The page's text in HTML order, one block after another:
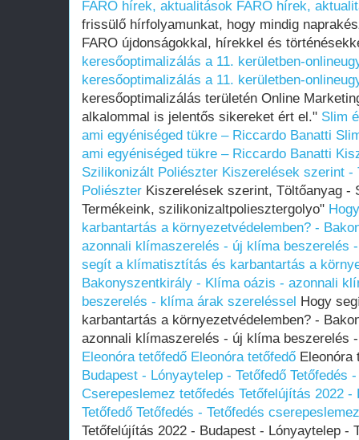
FARO hírek, aktualitások FARO hírek,
frissülő hírfolyamunkat, hogy mindig
FARO újdonságokkal, hírekkel és
keresőoptimalizálás a 11. kerületben-
keresőoptimalizálás a 11. kerületben-
keresőoptimalizálás területén Online
alkalommal is jelentős sikereket ért el." Slim
ami egyéniséged tükre – Riccardo Banatti
ami egyéniséged tükre – Riccardo Banatti
Szilikonizált Poliészter Kiszerelések szerint -
Poliészter Kiszerelések szerint, Töltőanyag -
Termékeink, szilikonizaltpoliesztergolyo"
karbantartás a környezetvédelemben? -
azonnali klímaszerelés - új klíma beszerelés
segít a klímatisztítás és karbantartás a
Bakonyszentkirály - Klíma oázis - azonnali
beszerelés - klíma árak szereléssel Hogy
karbantartás a környezetvédelemben? -
azonnali klímaszerelés - új klíma beszerelés
Eleonóra tetőfedő Eleonóra tetőfedő Eleonóra
Budapest - Lónyaytelep - Tetőfedő Tetőfedés
Cserepeslemez tetőfedés Tetőfelújítás 2022 -
Tetőfedő Tetőfedés - Tetőfedés
Tetőfelújítás 2022 - Budapest - Lónyaytelep -